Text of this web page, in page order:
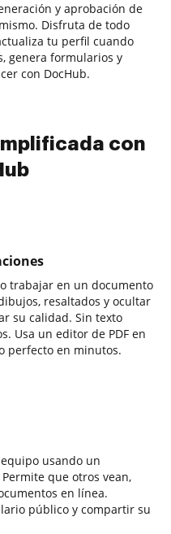
y aprobación de
Disfruta de todo
tu perfil cuando
genera formularios y
con DocHub.
con
trabajar en un documento
resaltados y ocultar
su calidad. Sin texto
Usa un editor de PDF en
perfecto en minutos.
usando un
que otros vean,
en línea.
público y compartir su